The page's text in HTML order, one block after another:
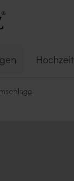
Hochzeit